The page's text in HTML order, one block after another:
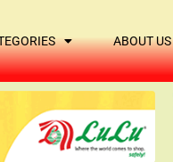
ABOUT US